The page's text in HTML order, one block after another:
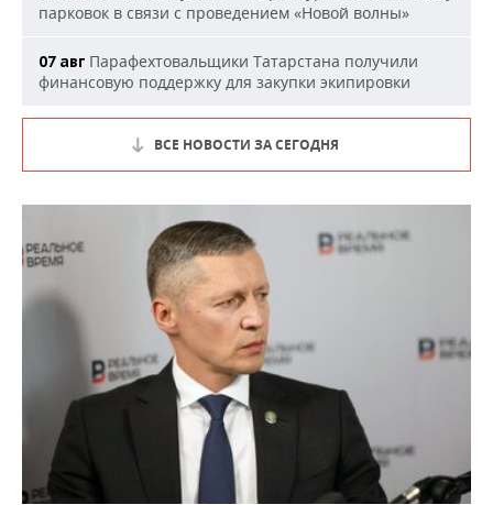
парковок в связи с проведением «Новой волны»
07 авг Парафехтовальщики Татарстана получили
финансовую поддержку для закупки экипировки
ВСЕ НОВОСТИ ЗА СЕГОДНЯ